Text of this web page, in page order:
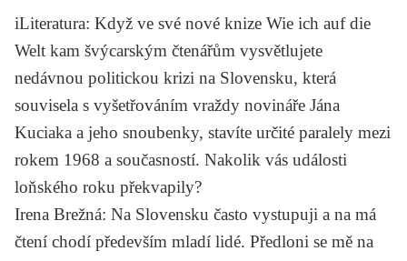
iLiteratura: Když ve své nové knize Wie ich auf die
Welt kam švýcarským čtenářům vysvětlujete
nedávnou politickou krizi na Slovensku, která
souvisela s vyšetřováním vraždy novináře Jána
Kuciaka a jeho snoubenky, stavíte určité paralely mezi
rokem 1968 a současností. Nakolik vás události
loňského roku překvapily?
Irena Brežná: Na Slovensku často vystupuji a na má
čtení chodí především mladí lidé. Předloni se mě na